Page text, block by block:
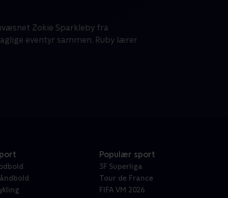
Zokie Sparkleby fra
eventyr sammen. Ruby lærer
Populær sport
3F Superliga
Tour de France
FIFA VM 2026